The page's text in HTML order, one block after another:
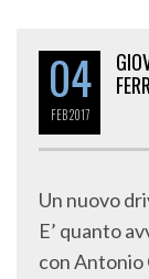
04
FEB2017
Un nuovo
E’ quanto
con Antonio